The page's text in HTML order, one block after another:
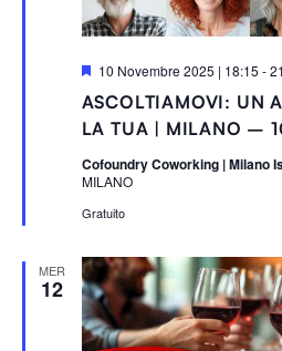
ASCOLTIAMOVI: UN
LA TUA | MILANO –
S
g
n
a
l
a
t
i
10 Novembre 2025 | 18:15 -
Cofoundry Coworking | Milano
MILANO
Gratuito
MER
12